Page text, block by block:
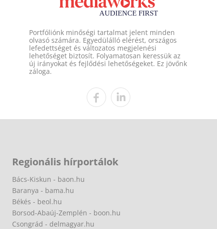
Portfóliónk minőségi tartalmat jelent minden
olvasó számára. Egyedülálló elérést, országos
lefedettséget és változatos megjelenési
lehetőséget biztosít. Folyamatosan keressük az
új irányokat és fejlődési lehetőségeket. Ez jövőnk
záloga.
Regionális hírportálok
Bács-Kiskun - baon.hu
Baranya - bama.hu
Békés - beol.hu
Borsod-Abaúj-Zemplén - boon.hu
Csongrád - delmagyar.hu